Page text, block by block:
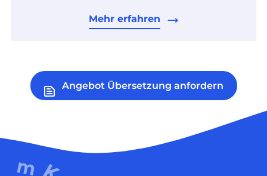
Mehr erfahren
Angebot Übersetzung anfordern